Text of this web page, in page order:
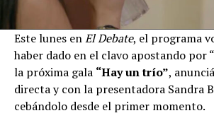
Este lunes enEl Debate, el programa
haber dado en el clavo apostando por
la próxima gala “Hay un trío”,
directa y con la presentadora Sandra
cebándolo desde el primer momento.